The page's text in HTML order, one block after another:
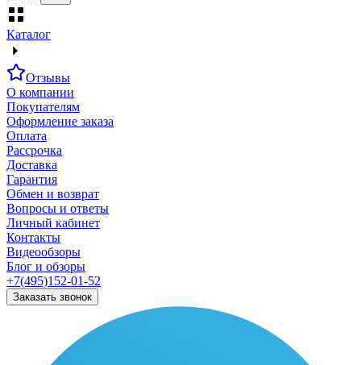
Каталог
Отзывы
О компании
Покупателям
Оформление заказа
Оплата
Рассрочка
Доставка
Гарантия
Обмен и возврат
Вопросы и ответы
Личный кабинет
Контакты
Видеообзоры
Блог и обзоры
+7(495)152-01-52
Заказать звонок